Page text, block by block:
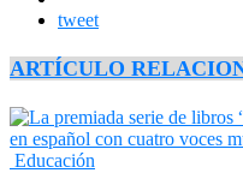
tweet
ARTÍCULO
Educación